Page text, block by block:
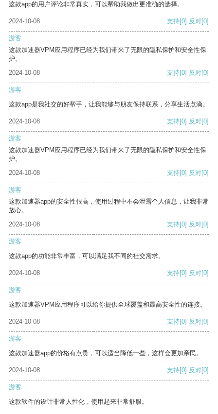
这款app的用户评论非常真实，可以帮助我做出更准确的选择。
2024-10-08 支持[0] 反对[0]
游客
这款加速器VPM应用程序已经为我们带来了无限的隐私保护和安全性保
护。
2024-10-08
支持[0] 反对[0]
游客
这款app是我社交的好帮手，让我能够与朋友保持联系，分享生活点滴。
2024-10-08 支持[0] 反对[0]
游客
这款加速器VPM应用程序已经为我们带来了无限的隐私保护和安全性保
护。
2024-10-08
支持[0] 反对[0]
游客
这款加速器app的安全性很高，使用过程中不会泄露个人信息，让我非常
放心。
2024-10-08
支持[0] 反对[0]
游客
这款app的功能非常丰富，可以满足我不同的社交需求。
2024-10-08 支持[0] 反对[0]
游客
这款加速器VPM应用程序可以给你提供全球覆盖和最高安全性的连接。
2024-10-08 支持[0] 反对[0]
游客
这款加速器app的价格有点贵，可以适当降低一些，这样会更加亲民。
2024-10-08 支持[0] 反对[0]
游客
这款软件的设计非常人性化，使用起来非常舒服。